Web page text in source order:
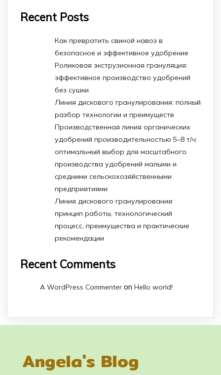
Recent Posts
Как превратить свиной навоз в
безопасное и эффективное удобрение
Роликовая экструзионная грануляция:
эффективное производство удобрений
без сушки
Линия дискового гранулирования: полный
разбор технологии и преимуществ
Производственная линия органических
удобрений производительностью 5–8 т/ч:
оптимальный выбор для масштабного
производства удобрений малыми и
средними сельскохозяйственными
предприятиями
Линия дискового гранулирования:
принцип работы, технологический
процесс, преимущества и практические
рекомендации
Recent Comments
A WordPress Commenter on Hello world!
Angela's Blog